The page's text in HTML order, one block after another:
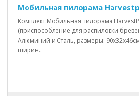
Мобильная пилорама
Комплект:Мобильная пилорама
(приспособление для распиловки
Алюминий и Сталь, размеры:
ширин..